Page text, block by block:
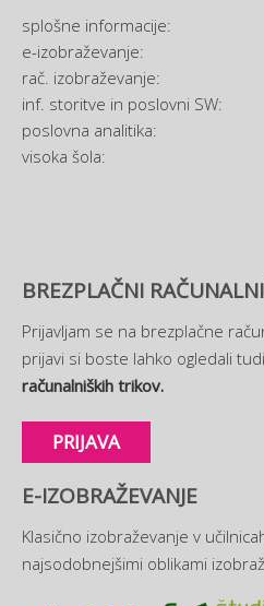
splošne informacije:
e-izobraževanje:
rač. izobraževanje:
inf. storitve in poslovni SW:
poslovna analitika:
visoka šola:
BREZPLAČNI
Prijavljam se na brezplačne
prijavi si boste lahko ogledali
računalniških trikov.
PRIJAVA
E-IZOBRAŽEVANJE
Klasično izobraževanje v
najsodobnejšimi oblikami